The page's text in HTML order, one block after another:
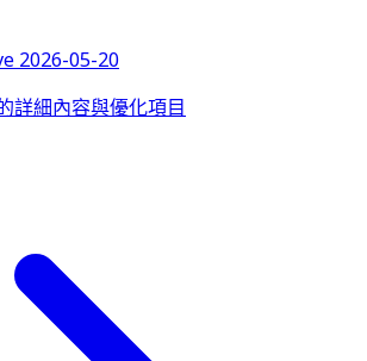
2026-05-20
詳細內容與優化項目